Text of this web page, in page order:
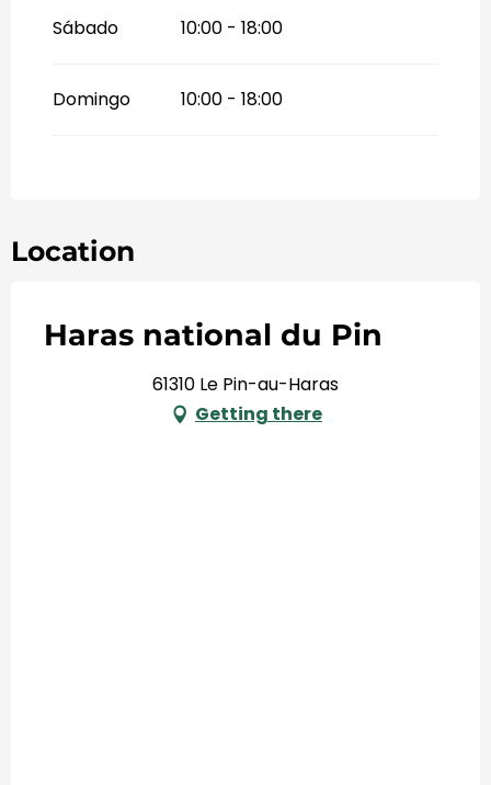
Sábado 10:00 - 18:00
Domingo 10:00 - 18:00
Location
Haras national du Pin
61310 Le Pin-au-Haras
Getting there